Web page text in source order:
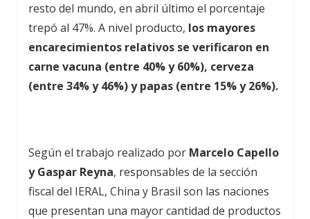
resto del mundo, en abril último el porcentaje
trepó al 47%. A nivel producto, los mayores
encarecimientos relativos se verificaron en
carne vacuna (entre 40% y 60%), cerveza
(entre 34% y 46%) y papas (entre 15% y 26%).
Según el trabajo realizado por Marcelo Capello
y Gaspar Reyna, responsables de la sección
fiscal del IERAL, China y Brasil son las naciones
que presentan una mayor cantidad de productos